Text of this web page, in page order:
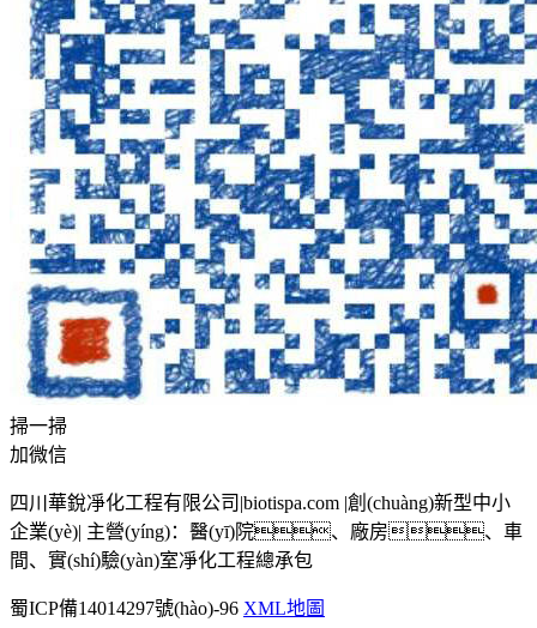
掃一掃
加微信
四川華銳凈化工程有限公司|biotispa.com |創(chuàng)新型中小
企業(yè)| 主營(yíng)：醫(yī)院、廠房、車
間、實(shí)驗(yàn)室凈化工程總承包
蜀ICP備14014297號(hào)-96 XML地圖